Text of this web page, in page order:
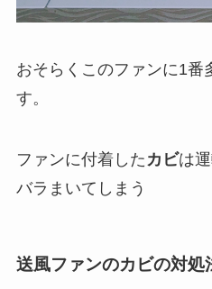
おそらくこのファンに1番
す。
ファンに付着した カビは
バラまいてしまう
送風ファンのカビの対処